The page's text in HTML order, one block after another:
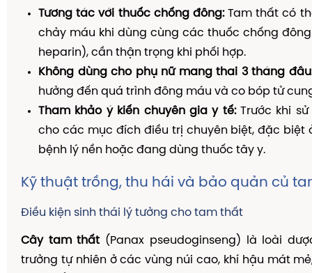
Tương tác với thuốc chống đông:Tam thất có
chảy máu khi dùng cùng các thuốc chống
heparin), cần thận trọng khi phối hợp.
Không dùng cho phụ nữ mang thai 3 tháng
hưởng đến quá trình đông máu và co bóp tử
Tham khảo ý kiến chuyên gia y tế:Trước khi
cho các mục đích điều trị chuyên biệt, đặc biệt
bệnh lý nền hoặc đang dùng thuốc tây y.
Kỹ thuật trồng, thu hái và bảo quản củ
Điều kiện sinh thái lý tưởng cho tam thất
Cây tam thất (Panax pseudoginseng) là loài
trưởng tự nhiên ở các vùng núi cao, khí hậu mát